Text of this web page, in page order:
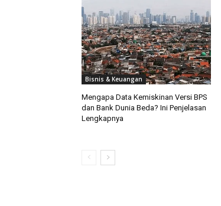
Bisnis & Keuangan
Mengapa Data Kemiskinan Versi BPS
dan Bank Dunia Beda? Ini Penjelasan
Lengkapnya